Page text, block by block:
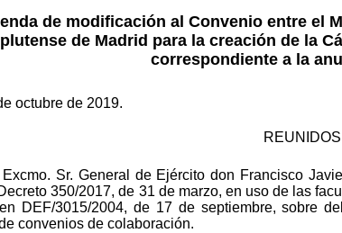
de modificación al Convenio entre el
de Madrid para la creación de la
correspondiente a la
octubre de 2019.
REUNIDOS
Sr. General de Ejército don Francisco
350/2017, de 31 de marzo, en uso de las
DEF/3015/2004, de 17 de septiembre, sobre
convenios de colaboración.